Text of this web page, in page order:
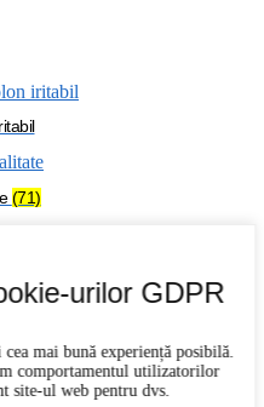
(71)
urilor GDPR
mai bună experiență posibilă.
comportamentul utilizatorilor
site-ul web pentru dvs.